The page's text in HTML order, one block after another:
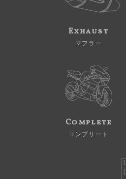
Exhaust
マフラー
Complete
コンプリート